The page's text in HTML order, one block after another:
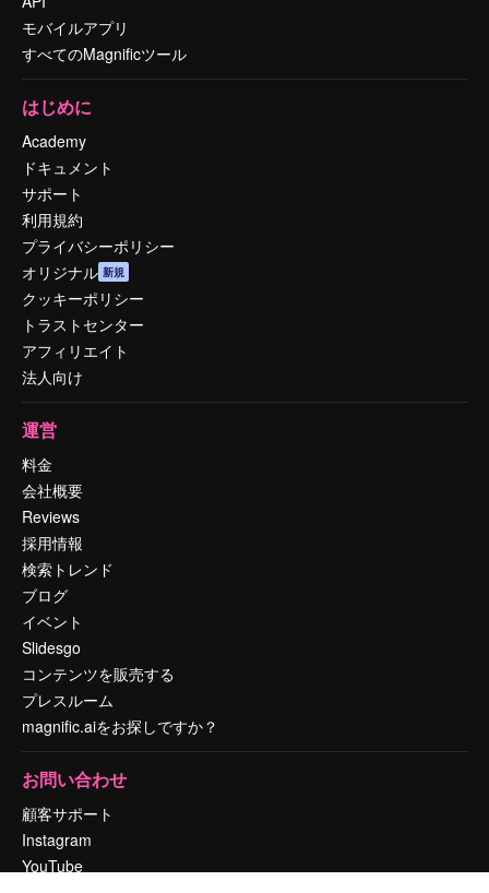
モバイルアプリ
すべてのMagnificツール
はじめに
Academy
ドキュメント
サポート
利用規約
プライバシーポリシー
オリジナル 新規
クッキーポリシー
トラストセンター
アフィリエイト
法人向け
運営
料金
会社概要
Reviews
採用情報
検索トレンド
ブログ
イベント
Slidesgo
コンテンツを販売する
プレスルーム
magnific.aiをお探しですか？
お問い合わせ
顧客サポート
Instagram
YouTube